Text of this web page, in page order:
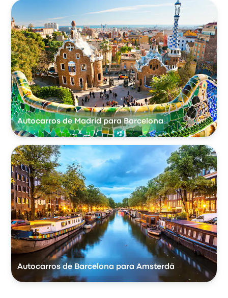
Autocarros de Madrid para Barcelona
Autocarros de Barcelona para Amsterdã